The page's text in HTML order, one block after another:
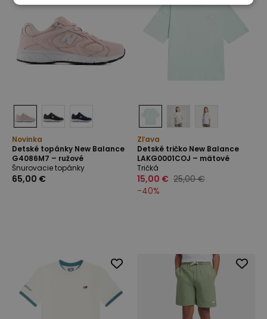
Novinka
Detské topánky New Balance
G4086M7 – ružové
Šnurovacie topánky
65,00 €
Zľava
Detské tričko New Balance
LAKG0001COJ – mätové
Tričká
15,00 € 25,00 €
-40%